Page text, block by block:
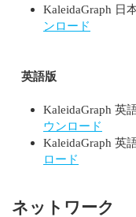
KaleidaGraph 日
ンロード
英語版
KaleidaGraph 英
ウンロード
KaleidaGraph 英
ロード
ネットワーク